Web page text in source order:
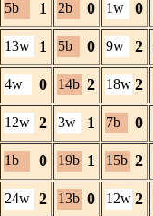
5b 1 2b 0 1w 0
13w 1 5b 0 9w 2
4w 0 14b 2 18w 2
12w 2 3w 1 7b 0
1b 0 19b 1 15b 2
24w 2 13b 0 12w 2